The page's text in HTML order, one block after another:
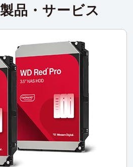
品・サービス